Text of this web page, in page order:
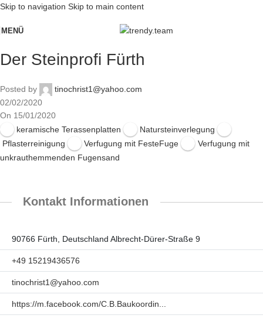
Skip to navigation Skip to main content
MENÜ
Der Steinprofi Fürth
Posted by
tinochrist1@yahoo.com
02/02/2020
On 15/01/2020
keramische Terassenplatten
Natursteinverlegung
Pflasterreinigung
Verfugung mit FesteFuge
Verfugung mit
unkrauthemmenden Fugensand
Kontakt Informationen
90766 Fürth, Deutschland Albrecht-Dürer-Straße 9
+49 15219436576
tinochrist1@yahoo.com
https://m.facebook.com/C.B.Baukoordin...